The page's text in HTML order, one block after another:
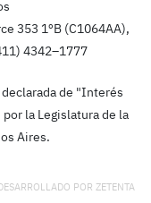
353 1ºB (C1064AA),
4342–1777
declarada de "Interés
la Legislatura de la
Aires.
DESARROLLADO PORZETENTA